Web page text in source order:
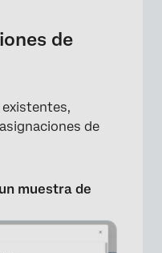
de
existentes,
de
muestra de